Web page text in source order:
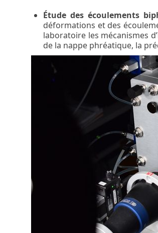
Étude des écoulements
déformations et des
laboratoire les mécanismes
de la nappe phréatique, la